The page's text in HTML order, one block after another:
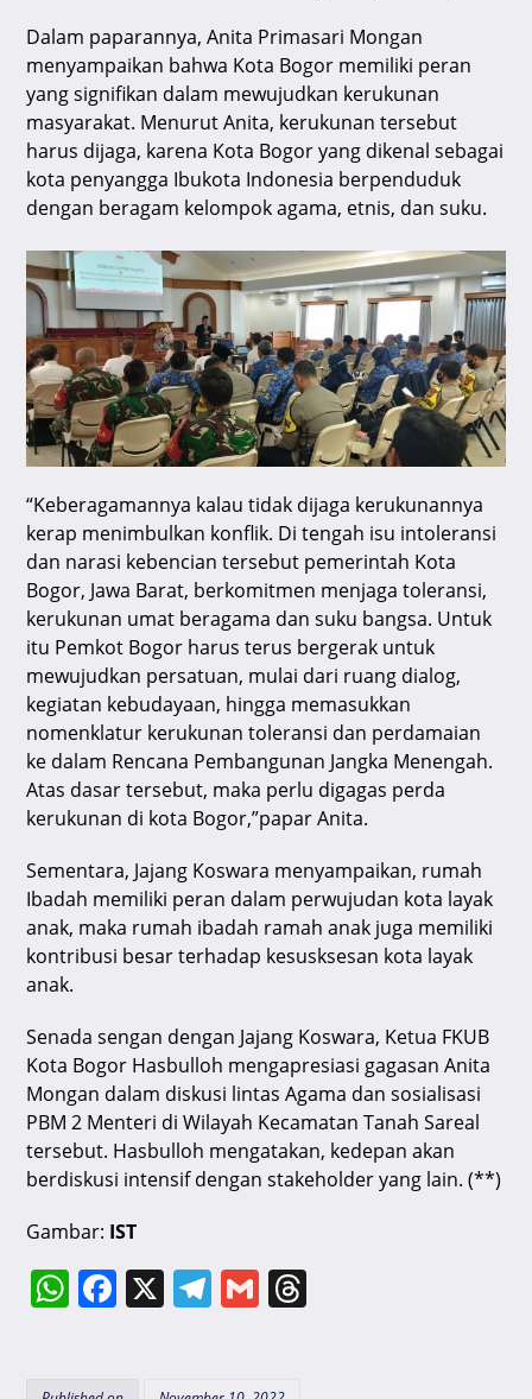
Dalam paparannya, Anita Primasari Mongan
menyampaikan bahwa Kota Bogor memiliki peran
yang signifikan dalam mewujudkan kerukunan
masyarakat. Menurut Anita, kerukunan tersebut
harus dijaga, karena Kota Bogor yang dikenal sebagai
kota penyangga Ibukota Indonesia berpenduduk
dengan beragam kelompok agama, etnis, dan suku.
“Keberagamannya kalau tidak dijaga kerukunannya
kerap menimbulkan konflik. Di tengah isu intoleransi
dan narasi kebencian tersebut pemerintah Kota
Bogor, Jawa Barat, berkomitmen menjaga toleransi,
kerukunan umat beragama dan suku bangsa. Untuk
itu Pemkot Bogor harus terus bergerak untuk
mewujudkan persatuan, mulai dari ruang dialog,
kegiatan kebudayaan, hingga memasukkan
nomenklatur kerukunan toleransi dan perdamaian
ke dalam Rencana Pembangunan Jangka Menengah.
Atas dasar tersebut, maka perlu digagas perda
kerukunan di kota Bogor,”papar Anita.
Sementara, Jajang Koswara menyampaikan, rumah
Ibadah memiliki peran dalam perwujudan kota layak
anak, maka rumah ibadah ramah anak juga memiliki
kontribusi besar terhadap kesusksesan kota layak
anak.
Senada sengan dengan Jajang Koswara, Ketua FKUB
Kota Bogor Hasbulloh mengapresiasi gagasan Anita
Mongan dalam diskusi lintas Agama dan sosialisasi
PBM 2 Menteri di Wilayah Kecamatan Tanah Sareal
tersebut. Hasbulloh mengatakan, kedepan akan
berdiskusi intensif dengan stakeholder yang lain. (**)
Gambar: IST
W
h
F
a
X T
el
G
m